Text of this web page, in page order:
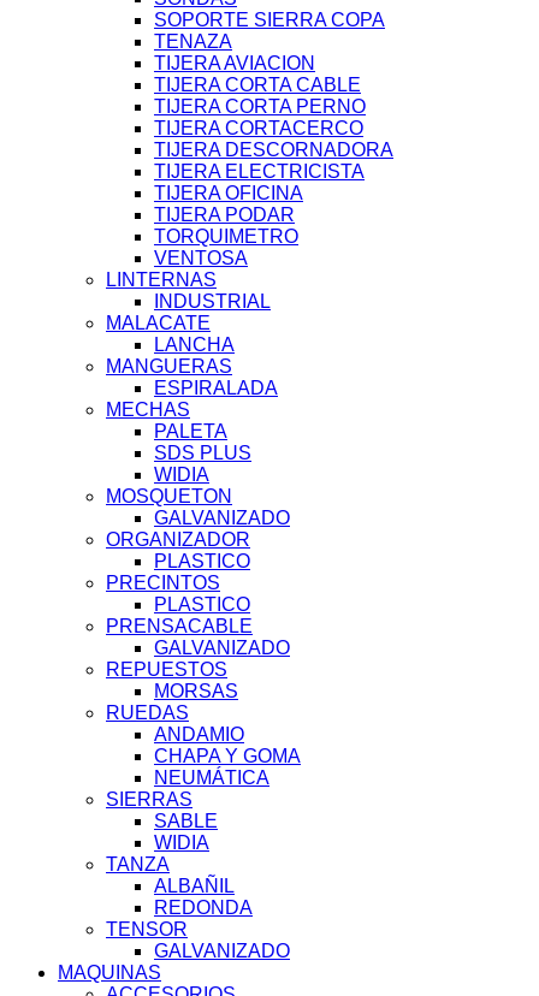
SOPORTE SIERRA COPA
TENAZA
TIJERA AVIACION
TIJERA CORTA CABLE
TIJERA CORTA PERNO
TIJERA CORTACERCO
TIJERA DESCORNADORA
TIJERA ELECTRICISTA
TIJERA OFICINA
TIJERA PODAR
TORQUIMETRO
VENTOSA
LINTERNAS
INDUSTRIAL
MALACATE
LANCHA
MANGUERAS
ESPIRALADA
MECHAS
PALETA
SDS PLUS
WIDIA
MOSQUETON
GALVANIZADO
ORGANIZADOR
PLASTICO
PRECINTOS
PLASTICO
PRENSACABLE
GALVANIZADO
REPUESTOS
MORSAS
RUEDAS
ANDAMIO
CHAPA Y GOMA
NEUMÁTICA
SIERRAS
SABLE
WIDIA
TANZA
ALBAÑIL
REDONDA
TENSOR
GALVANIZADO
MAQUINAS